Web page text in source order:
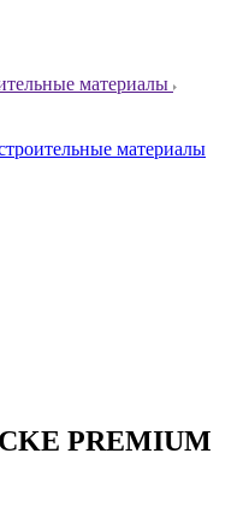
материалы
материалы
PREMIUM